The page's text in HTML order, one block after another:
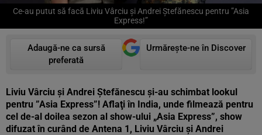
Ce-au putut să facă Liviu Vârciu şi Andrei Ştefănescu pentru ”Asia
Express!”
Adaugă-ne ca sursă
preferată
Urmărește-ne în Discover
Liviu Vârciu şi Andrei Ştefănescu și-au schimbat lookul
pentru ”Asia Express”! Aflaţi în India, unde filmează pentru
cel de-al doilea sezon al show-ului „Asia Express”, show
difuzat în curând de Antena 1, Liviu Vârciu şi Andrei